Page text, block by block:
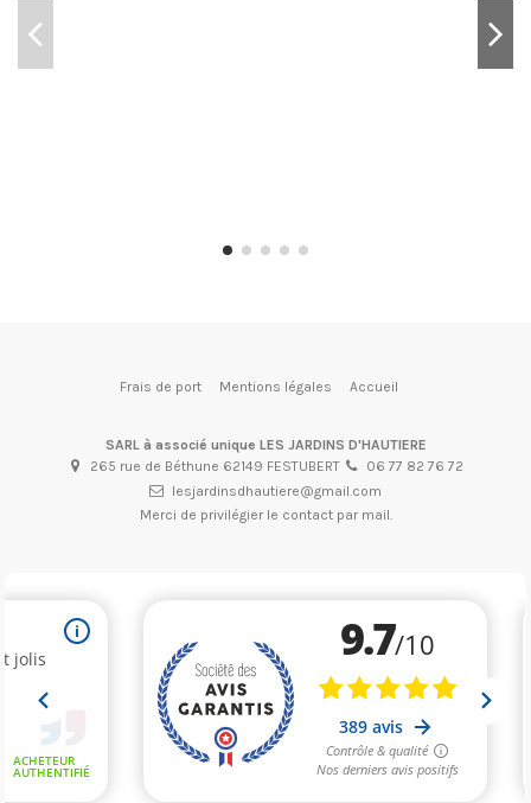
Frais de port Mentions légales Accueil
SARL à associé unique LES JARDINS D'HAUTIERE
265 rue de Béthune 62149 FESTUBERT
06 77 82 76 72
lesjardinsdhautiere@gmail.com
Merci de privilégier le contact par mail.